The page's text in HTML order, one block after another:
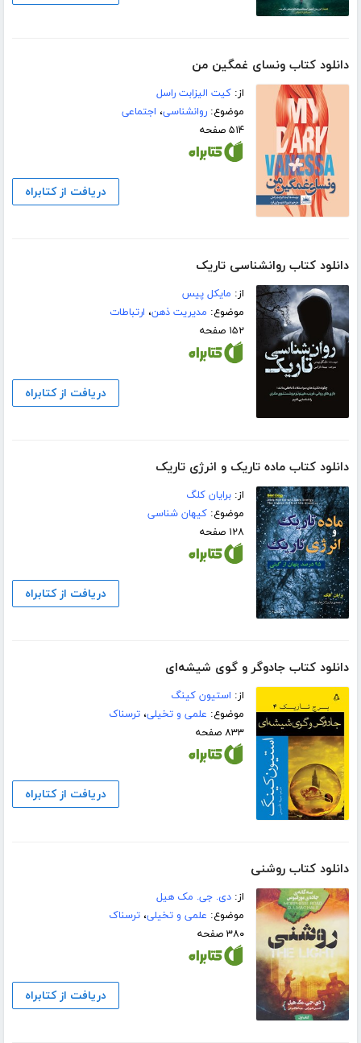
دانلود کتاب ونسای غمگین من
از:کیت الیزابت راسل
موضوع:روانشناسی، اجتماعی
۵۱۴ صفحه
دریافت از کتابراه
دانلود کتاب روانشناسی تاریک
از: مایکل پیس
موضوع: مدیریت ذهن، ارتباطات
۱۵۲ صفحه
دریافت از کتابراه
دانلود کتاب ماده تاریک و انرژی تاریک
از:برایان کلگ
موضوع:کیهان شناسی
۱۲۸ صفحه
دریافت از کتابراه
دانلود کتاب جادوگر و گوی شیشه‌ای
از: استیون کینگ
موضوع: علمی و تخیلی،ترسناک
۸۳۳ صفحه
دریافت از کتابراه
دانلود کتاب روشنی
از:دی. جی. مک هیل
موضوع: علمی و تخیلی،ترسناک
۳۸۰ صفحه
دریافت از کتابراه